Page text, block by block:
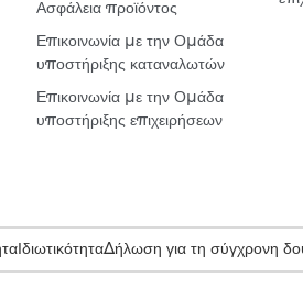
Ασφάλεια προϊόντος
Επικοινωνία με την Ομάδα
υποστήριξης καταναλωτών
Επικοινωνία με την Ομάδα
υποστήριξης επιχειρήσεων
ΙδιωτικότηταΔήλωση για τη σύγχρονη